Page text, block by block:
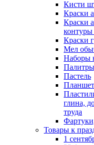
Кисти
Краски
Краски
контуры
Краски
Мел
Наборы
Пастель
глина,
труда
Товары к
1